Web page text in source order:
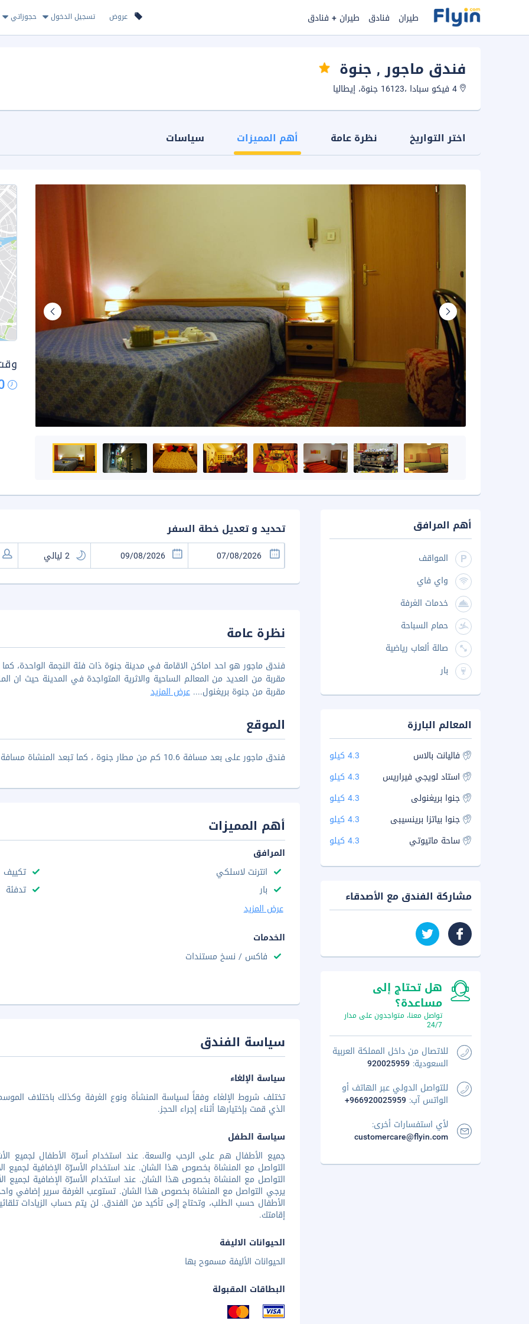
عروض تسجيل الدخول حجوزاتي طيران فنادق طيران + فنادق
فندق ماجور, جنوة
اختر التواريخ نظرة عامة أهم المميزات سياسات
تحديد و تعديل خطة السفر
نظرة عامة
فندق ماجور هو احد اماكن الاقامة في مدينة جنوة ذات فئة النجمة الواحدة،
مقربة من العديد من المعالم الساحية والاثرية المتواجدة في المدينة حيث ان
مقربة من جنوة بريغنول....عرض المزيد
الموقع
فندق ماجور على بعد مسافة 10.6 كم من مطار جنوة ، كما تبعد المنشاة مسافة 3.9 كم عن محطة سكة حديد غينوفا بيازا برينسيب.
أهم المميزات
المرافق
انترنت لاسلكي
تكييف
بار
تدفئة
عرض المزيد
الخدمات
فاكس / نسخ مستندات
سياسة الفندق
سياسة الإلغاء
تختلف شروط الإلغاء وفقاً لسياسة المنشأة ونوع الغرفة وكذلك باختلاف
الذي قمت بإختيارها أثناء إجراء الحجز.
سياسة الطفل
جميع الأطفال هم على الرحب والسعة. عند استخدام أسرّة الأطفال لجميع
التواصل مع المنشاة بخصوص هذا الشان. عند استخدام الأسرّة الإضافية لجميع
يرجي التواصل مع المنشاة بخصوص هذا الشان. تستوعب الغرفة سرير إضافي
الأطفال حسب الطلب، وتحتاج إلى تأكيد من الفندق. لن يتم حساب الزيادات
إقامتك.
الحيوانات الاليفة
الحيوانات الأليفة مسموح بها
البطاقات المقبولة
أهم المرافق
المواقف
واي فاي
خدمات الغرفة
حمام السباحة
صالة ألعاب رياضية
بار
المعالم البارزة
فاليانت بالاس
4.3 كيلو
استاد لويجي فيراريس
4.3 كيلو
جنوا بريغنولى
4.3 كيلو
جنوا بياتزا برينسيبى
4.3 كيلو
ساحة ماتيوتي
4.3 كيلو
مشاركة الفندق مع الأصدقاء
هل تحتاج إلى
مساعدة؟
تواصل معنا، متواجدون على مدار
24/7
للاتصال من داخل المملكة العربية
السعودية: 920025959
للتواصل الدولي عبر الهاتف أو
الواتس آب: +966920025959
لأي استفسارات أخرى:
customercare@flyin.com